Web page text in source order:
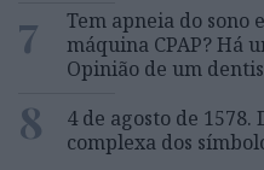
7
Tem apneia do sono
máquina CPAP? Há
Opinião de um
8
4 de agosto de 1578.
complexa dos